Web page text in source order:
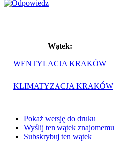
Wątek:
WENTYLACJA KRAKÓW
KLIMATYZACJA KRAKÓW
Pokaż wersję do druku
Wyślij ten wątek znajomemu
Subskrybuj ten wątek